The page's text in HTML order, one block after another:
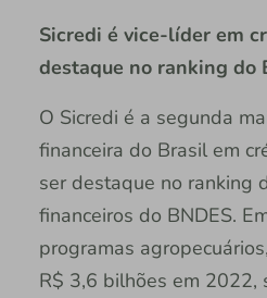
Sicredi é vice-líder em
destaque no ranking do
O Sicredi é a segunda
financeira do Brasil em
ser destaque no ranking
financeiros do BNDES.
programas
R$ 3,6 bilhões em 2022,